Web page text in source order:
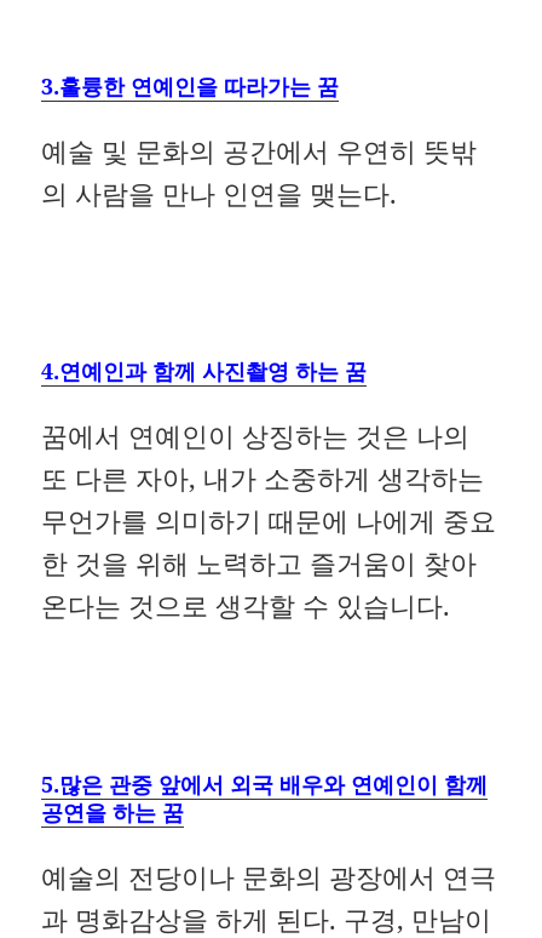
3.훌륭한 연예인을 따라가는 꿈
예술 및 문화의 공간에서 우연히 뜻밖
의 사람을 만나 인연을 맺는다.
4.연예인과 함께 사진촬영 하는 꿈
꿈에서 연예인이 상징하는 것은 나의
또 다른 자아, 내가 소중하게 생각하는
무언가를 의미하기 때문에 나에게 중요
한 것을 위해 노력하고 즐거움이 찾아
온다는 것으로 생각할 수 있습니다.
5.많은 관중 앞에서 외국 배우와 연예인이 함께
공연을 하는 꿈
예술의 전당이나 문화의 광장에서 연극
과 명화감상을 하게 된다. 구경, 만남이